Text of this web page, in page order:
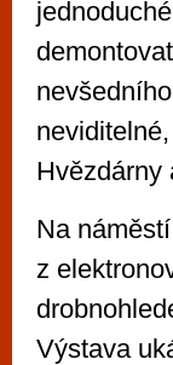
Hvězdárny
Na
z
Výstava